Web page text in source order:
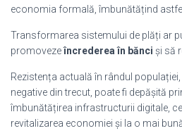
economia formală, îmbunătățind
Transformarea sistemului de plăți ar
promovezeîncrederea în bănci și să
Rezistența actuală în rândul
negative din trecut, poate fi depășită
îmbunătățirea infrastructurii digitale,
revitalizarea economiei și la o mai